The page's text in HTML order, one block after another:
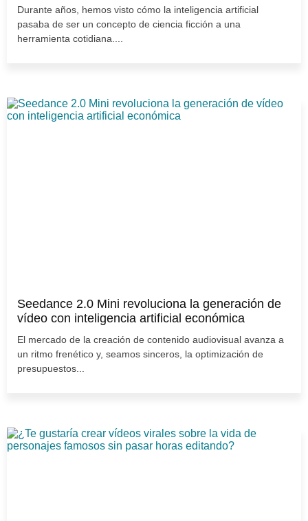
Durante años, hemos visto cómo la inteligencia artificial
pasaba de ser un concepto de ciencia ficción a una
herramienta cotidiana....
Seedance 2.0 Mini revoluciona la generación de
vídeo con inteligencia artificial económica
El mercado de la creación de contenido audiovisual avanza a
un ritmo frenético y, seamos sinceros, la optimización de
presupuestos...